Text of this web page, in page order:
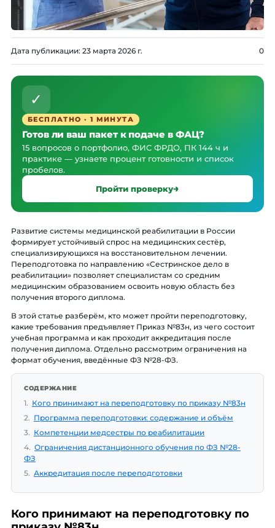
Дата публикации: 23 марта 2026 г. 0
✓
БЕСПЛАТНО · 1 МИНУТА
Готов ли ваш пакет к подаче в ФАЦ?
15 вопросов о портфолио, ФИС ФРДО, ПК 144 ч и
практике — узнаете процент готовности и список
пробелов.
Пройти проверку
Развитие системы медицинской реабилитации в России
формирует устойчивый спрос на медицинских сестёр,
специализирующихся на восстановительном лечении.
Переподготовка по направлению «Сестринское дело в
реабилитации» позволяет специалистам со средним
медицинским образованием освоить новую область без
получения второго диплома.
В этой статье разберём, кто может пройти переподготовку,
какие требования предъявляет Приказ №83н, из чего состоит
учебная программа и как проходит аккредитация после
получения диплома. Отдельно рассмотрим ограничения на
формат обучения, введённые ФЗ №28-ФЗ.
СОДЕРЖАНИЕ
1. Кого принимают на переподготовку по приказу №83н
2. Программа переподготовки: содержание и объём
3. Компетенции медсестры по реабилитации
4. Ограничения дистанционного обучения по ФЗ №28-
ФЗ
5. Аккредитация после переподготовки
Кого принимают на переподготовку по